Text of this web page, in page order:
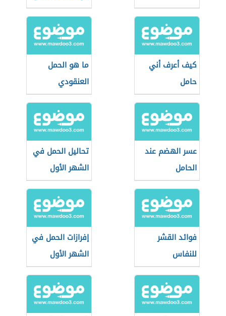
كيف أعرف أني
حامل
ما هو الحمل
العنقودي
عسر الهضم عند
الحامل
تحاليل الحمل في
الشهر الأول
فوائد القشر
للنفاس
إفرازات الحمل في
الشهر الأول